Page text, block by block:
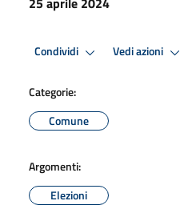
Condividi Vedi azioni
Categorie:
Comune
Argomenti:
Elezioni